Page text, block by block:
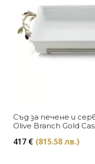
Съд за печене и
Olive Branch Gold
417 € (815.58 лв.)